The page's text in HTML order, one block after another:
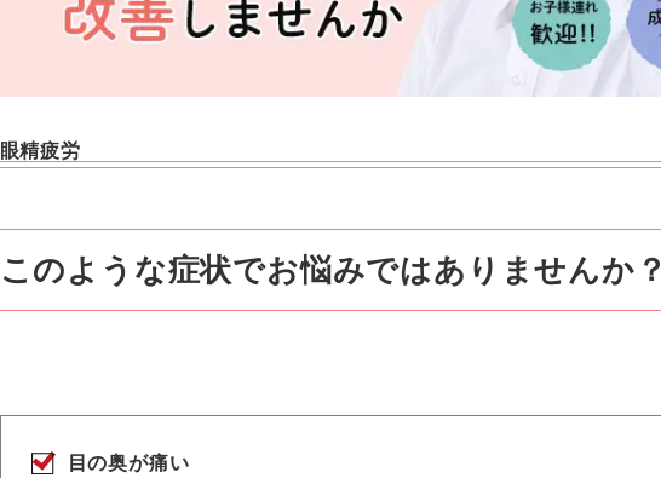
眼精疲労
このような症状でお悩みではありませんか？
目の奥が痛い